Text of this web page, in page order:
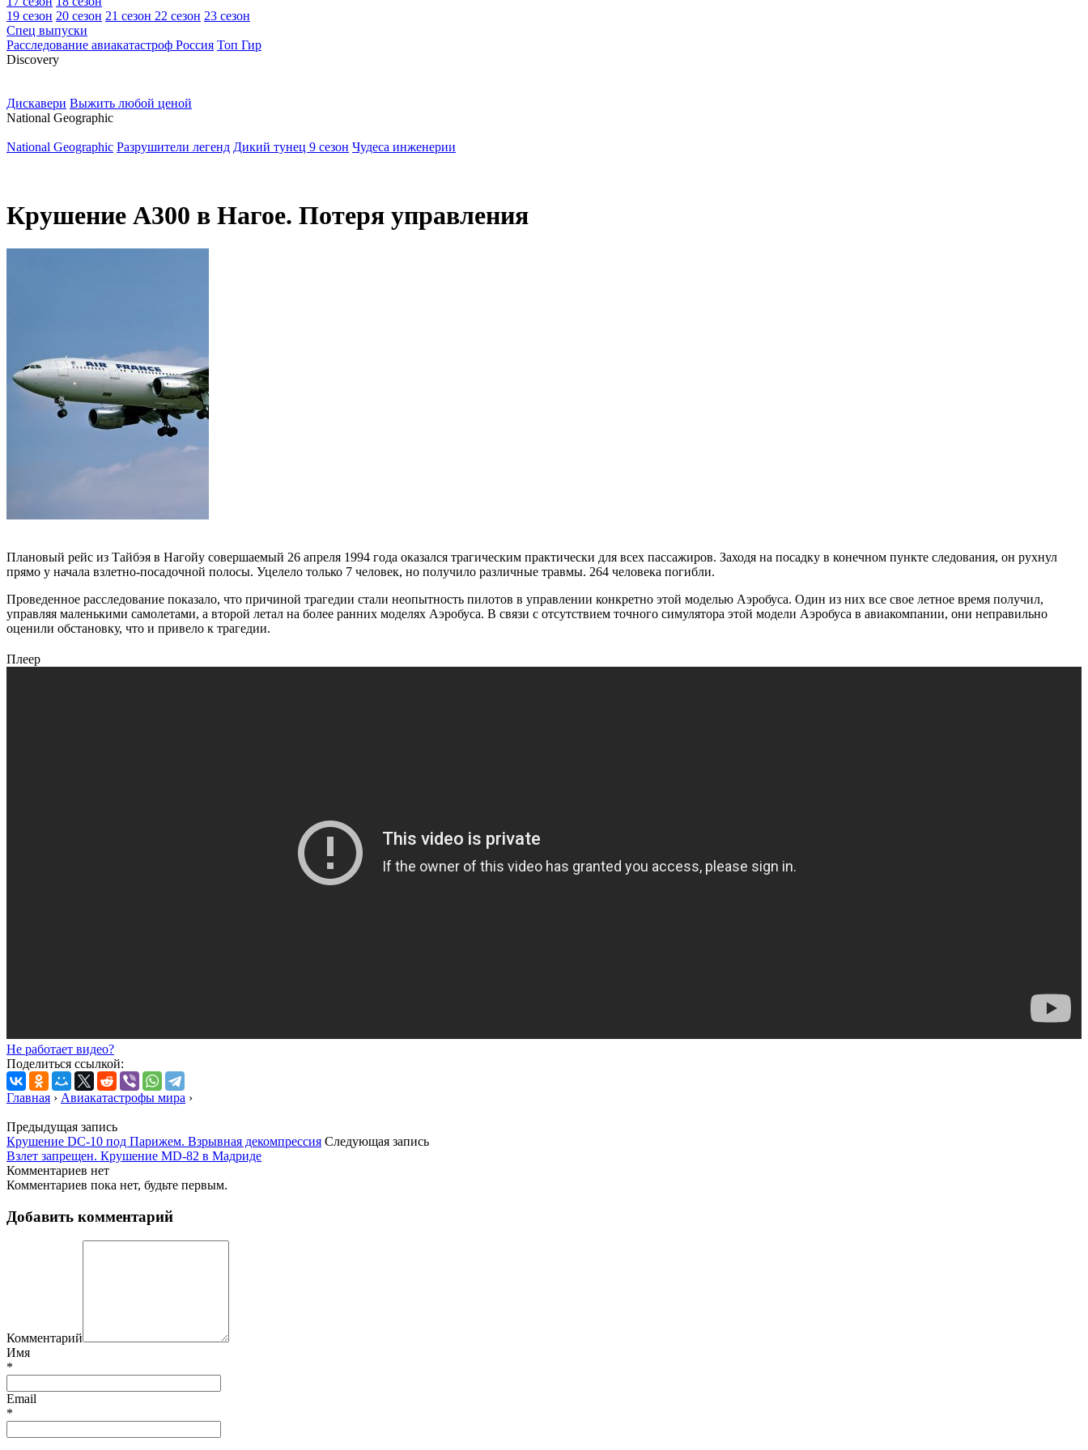
19 сезон 20 сезон 21 сезон 22 сезон 23 сезон
Спец выпуски
Расследование авиакатастроф Россия Топ Гир
Discovery
Дискавери Выжить любой ценой
National Geographic
National Geographic Разрушители легенд Дикий тунец 9 сезон Чудеса инженерии
Крушение A300 в Нагое. Потеря управления
Плановый рейс из Тайбэя в Нагойу совершаемый 26 апреля 1994 года оказался трагическим практически для всех пассажиров. Заходя на посадку в конечном пункте следования, он рухнул
прямо у начала взлетно-посадочной полосы. Уцелело только 7 человек, но получило различные травмы. 264 человека погибли.
Проведенное расследование показало, что причиной трагедии стали неопытность пилотов в управлении конкретно этой моделью Аэробуса. Один из них все свое летное время получил,
управляя маленькими самолетами, а второй летал на более ранних моделях Аэробуса. В связи с отсутствием точного симулятора этой модели Аэробуса в авиакомпании, они неправильно
оценили обстановку, что и привело к трагедии.
Плеер
Не работает видео?
Поделиться ссылкой:
Главная › Авиакатастрофы мира ›
Предыдущая запись
Крушение DC-10 под Парижем. Взрывная декомпрессия Следующая запись
Взлет запрещен. Крушение MD-82 в Мадриде
Комментариев нет
Комментариев пока нет, будьте первым.
Добавить комментарий
Комментарий
Имя
*
Email
*